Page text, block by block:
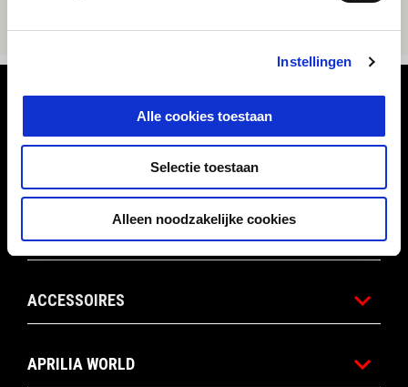
Instellingen
Alle cookies toestaan
Selectie toestaan
Alleen noodzakelijke cookies
Voettekst
ACTIES
ACCESSOIRES
APRILIA WORLD